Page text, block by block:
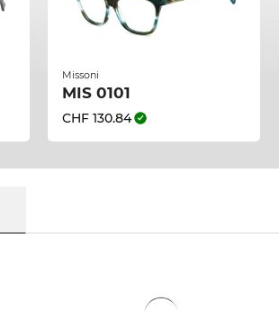
Missoni
MIS 0101
CHF 130.84